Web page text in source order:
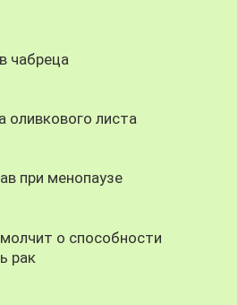
чабреца
оливкового листа
при менопаузе
о способности
рак